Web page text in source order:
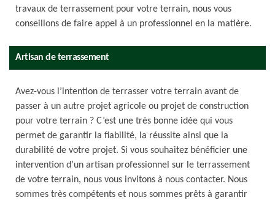
travaux de terrassement pour votre terrain, nous vous
conseillons de faire appel à un professionnel en la matière.
Artisan de terrassement
Avez-vous l’intention de terrasser votre terrain avant de
passer à un autre projet agricole ou projet de construction
pour votre terrain ? C’est une très bonne idée qui vous
permet de garantir la fiabilité, la réussite ainsi que la
durabilité de votre projet. Si vous souhaitez bénéficier une
intervention d’un artisan professionnel sur le terrassement
de votre terrain, nous vous invitons à nous contacter. Nous
sommes très compétents et nous sommes prêts à garantir